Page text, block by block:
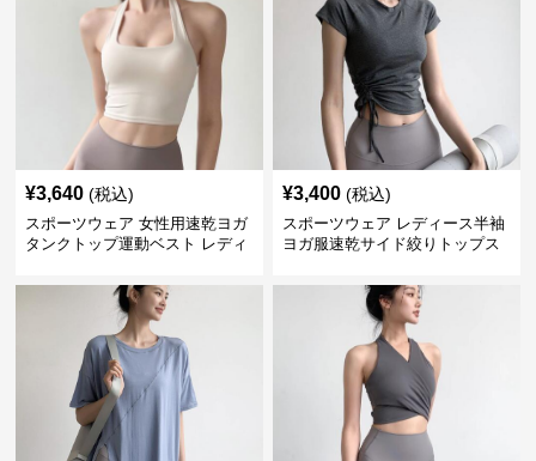
¥3,640 (税込)
スポーツウェア 女性用速乾ヨガ
タンクトップ運動ベスト レディ
¥3,400 (税込)
スポーツウェア レディース半袖
ヨガ服速乾サイド絞りトップス